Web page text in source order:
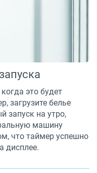
это будет
загрузите белье
запуск на утро,
машину
что таймер успешно
дисплее.